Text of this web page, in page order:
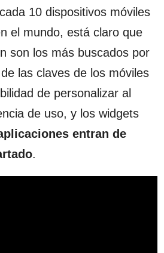
10 dispositivos móviles
el mundo, está claro que
son los más buscados por
las claves de los móviles
de personalizar al
de uso, y los widgets
entran de
.